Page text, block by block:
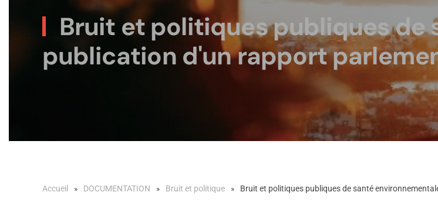
Bruit et politiques publiques de
publication d'un rapport
Accueil DOCUMENTATION Bruit et politique Bruit et politiques publiques de santé